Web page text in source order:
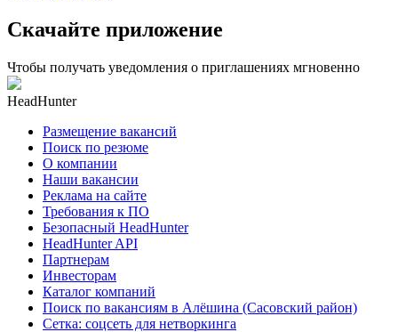
Скачайте приложение
Чтобы получать уведомления о приглашениях мгновенно
HeadHunter
Размещение вакансий
Поиск по резюме
О компании
Наши вакансии
Реклама на сайте
Требования к ПО
Безопасный HeadHunter
HeadHunter API
Партнерам
Инвесторам
Каталог компаний
Поиск по вакансиям в Алёшина (Сасовский район)
Сетка: соцсеть для нетворкинга